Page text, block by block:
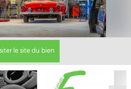
le site du bien